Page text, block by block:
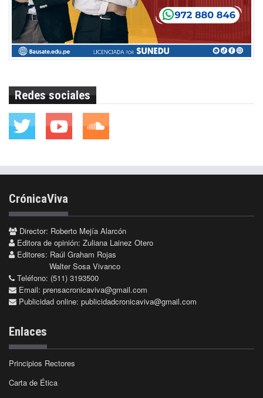
Redes sociales
CrónicaViva
Director: Roberto Mejía Alarcón
Editora de opinión: Zuliana Lainez Otero
Editores: Raúl Graham Rojas
Walter Sosa Vivanco
Teléfono: (511) 3193500
Email: prensacronicaviva@gmail.com
Publicidad online: publicidadcronicaviva@gmail.com
Enlaces
Principios Rectores
Carta de Ética